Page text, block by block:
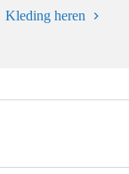
Kleding heren